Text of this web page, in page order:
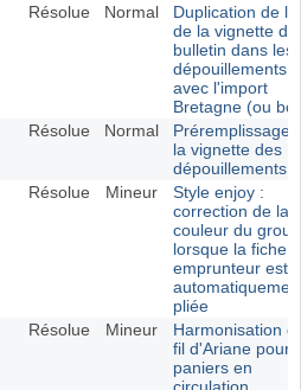
Résolue Normal
Duplication de
de la vignette du
bulletin dans les
dépouillements
avec l'import
Bretagne (ou
Résolue Normal
Préremplissage
la vignette des
dépouillements
Résolue Mineur
Style enjoy :
correction de la
couleur du
lorsque la fiche
emprunteur est
pliée
Résolue Mineur
Harmonisation
fil d'Ariane pour
paniers en
circulation